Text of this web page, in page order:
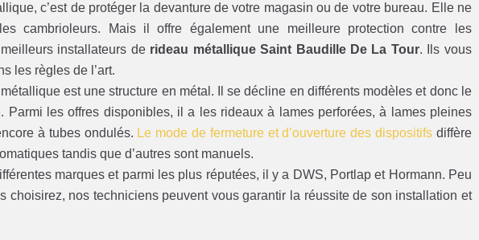
c’est de protéger la devanture de votre magasin ou de votre bureau. Elle ne
cambrioleurs. Mais il offre également une meilleure protection contre les
installateurs de rideau métallique Saint Baudille De La Tour. Ils vous
les règles de l’art.
est une structure en métal. Il se décline en différents modèles et donc le
Parmi les offres disponibles, il a les rideaux à lames perforées, à lames pleines
à tubes ondulés. Le mode de fermeture et d’ouverture des dispositifs diffère
tandis que d’autres sont manuels.
marques et parmi les plus réputées, il y a DWS, Portlap et Hormann. Peu
choisirez, nos techniciens peuvent vous garantir la réussite de son installation et